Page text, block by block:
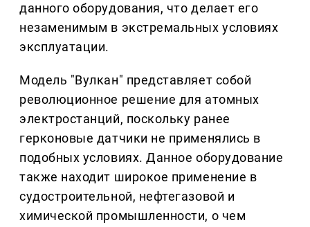
данного оборудования, что делает его
незаменимым в экстремальных условиях
эксплуатации.
Модель "Вулкан" представляет собой
революционное решение для атомных
электростанций, поскольку ранее
герконовые датчики не применялись в
подобных условиях. Данное оборудование
также находит широкое применение в
судостроительной, нефтегазовой и
химической промышленности, о чем